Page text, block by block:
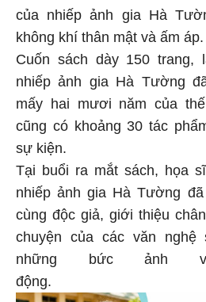
của nhiếp ảnh gia Hà
không khí thân mật và ấm áp.
Cuốn sách dày 150 trang,
nhiếp ảnh gia Hà Tường
mấy hai mươi năm của
cũng có khoảng 30 tác
sự kiện.
Tại buổi ra mắt sách, họa
nhiếp ảnh gia Hà Tường
cùng độc giả, giới thiệu
chuyện của các văn
những bức ảnh